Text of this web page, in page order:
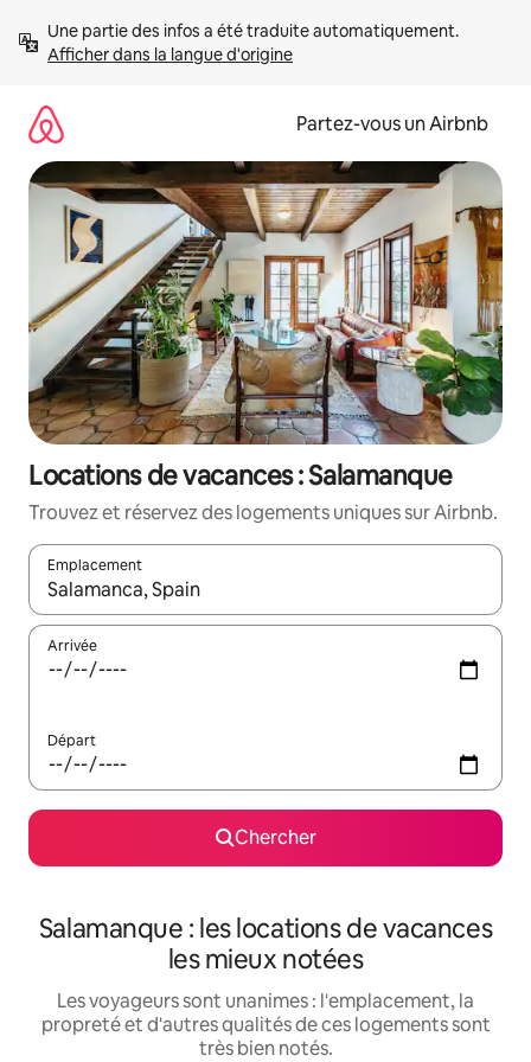
directement
Afficher dans la langue d'origine
Partez-vous un Airbnb
Locations de vacances : Salamanque
Trouvez et réservez des logements uniques sur Airbnb.
Emplacement
Quand les résultats sont affichés, parcourez-les en utilisant
Arrivée
Départ
Chercher
Salamanque : les locations de vacances
les mieux notées
Les voyageurs sont unanimes : l'emplacement, la
propreté et d'autres qualités de ces logements sont
très bien notés.